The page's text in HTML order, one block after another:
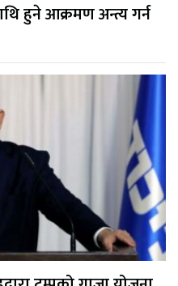
हुने आक्रमण अन्त्य गर्न